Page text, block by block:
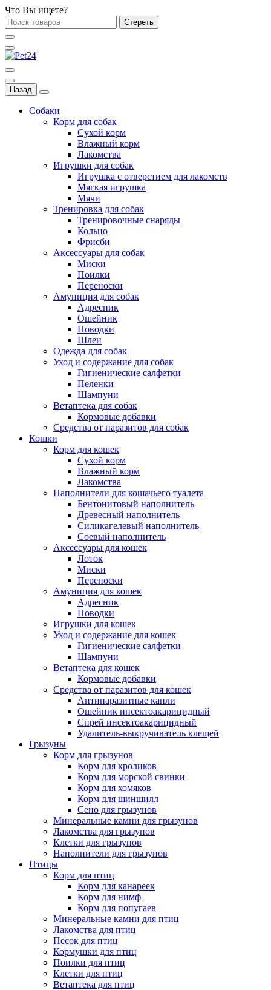
Что Вы ищете?
Стереть
Назад
Собаки
Корм для собак
Сухой корм
Влажный корм
Лакомства
Игрушки для собак
Игрушка с отверстием для лакомств
Мягкая игрушка
Мячи
Тренировка для собак
Тренировочные снаряды
Кольцо
Фрисби
Аксессуары для собак
Миски
Поилки
Переноски
Амуниция для собак
Адресник
Ошейник
Поводки
Шлеи
Одежда для собак
Уход и содержание для собак
Гигиенические салфетки
Пеленки
Шампуни
Ветаптека для собак
Кормовые добавки
Средства от паразитов для собак
Кошки
Корм для кошек
Сухой корм
Влажный корм
Лакомства
Наполнители для кошачьего туалета
Бентонитовый наполнитель
Древесный наполнитель
Силикагелевый наполнитель
Соевый наполнитель
Аксессуары для кошек
Лоток
Миски
Переноски
Амуниция для кошек
Адресник
Поводки
Игрушки для кошек
Уход и содержание для кошек
Гигиенические салфетки
Шампуни
Ветаптека для кошек
Кормовые добавки
Средства от паразитов для кошек
Антипаразитные капли
Ошейник инсектоакарицидный
Спрей инсектоакарицидный
Удалитель-выкручиватель клещей
Грызуны
Корм для грызунов
Корм для кроликов
Корм для морской свинки
Корм для хомяков
Корм для шиншилл
Сено для грызунов
Минеральные камни для грызунов
Лакомства для грызунов
Клетки для грызунов
Наполнители для грызунов
Птицы
Корм для птиц
Корм для канареек
Корм для нимф
Корм для попугаев
Минеральные камни для птиц
Лакомства для птиц
Песок для птиц
Кормушки для птиц
Поилки для птиц
Клетки для птиц
Ветаптека для птиц